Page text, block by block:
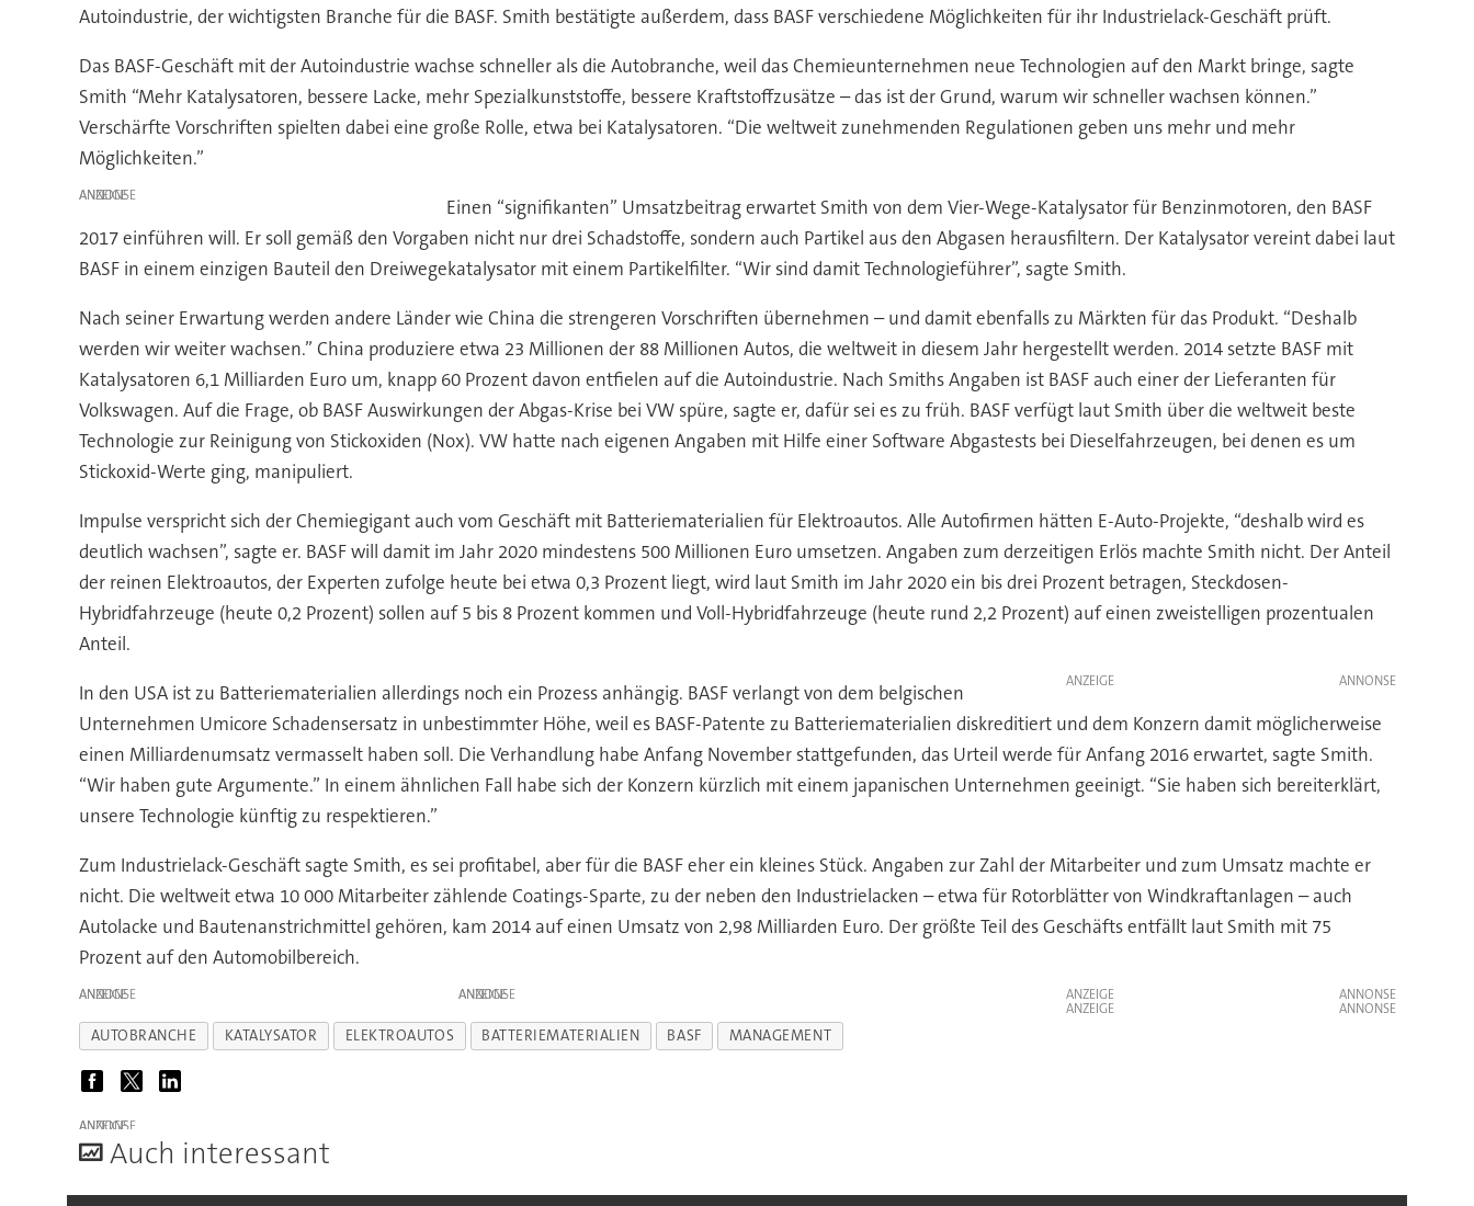
Autoindustrie, der wichtigsten Branche für die BASF. Smith bestätigte außerdem, dass BASF verschiedene Möglichkeiten für ihr Industrielack-Geschäft prüft.
Das BASF-Geschäft mit der Autoindustrie wachse schneller als die Autobranche, weil das Chemieunternehmen neue Technologien auf den Markt bringe, sagte
Smith “Mehr Katalysatoren, bessere Lacke, mehr Spezialkunststoffe, bessere Kraftstoffzusätze – das ist der Grund, warum wir schneller wachsen können.”
Verschärfte Vorschriften spielten dabei eine große Rolle, etwa bei Katalysatoren. “Die weltweit zunehmenden Regulationen geben uns mehr und mehr
Möglichkeiten.”
ANZEIGE
Einen “signifikanten” Umsatzbeitrag erwartet Smith von dem Vier-Wege-Katalysator für Benzinmotoren, den BASF
2017 einführen will. Er soll gemäß den Vorgaben nicht nur drei Schadstoffe, sondern auch Partikel aus den Abgasen herausfiltern. Der Katalysator vereint dabei laut
BASF in einem einzigen Bauteil den Dreiwegekatalysator mit einem Partikelfilter. “Wir sind damit Technologieführer”, sagte Smith.
Nach seiner Erwartung werden andere Länder wie China die strengeren Vorschriften übernehmen – und damit ebenfalls zu Märkten für das Produkt. “Deshalb
werden wir weiter wachsen.” China produziere etwa 23 Millionen der 88 Millionen Autos, die weltweit in diesem Jahr hergestellt werden. 2014 setzte BASF mit
Katalysatoren 6,1 Milliarden Euro um, knapp 60 Prozent davon entfielen auf die Autoindustrie. Nach Smiths Angaben ist BASF auch einer der Lieferanten für
Volkswagen. Auf die Frage, ob BASF Auswirkungen der Abgas-Krise bei VW spüre, sagte er, dafür sei es zu früh. BASF verfügt laut Smith über die weltweit beste
Technologie zur Reinigung von Stickoxiden (Nox). VW hatte nach eigenen Angaben mit Hilfe einer Software Abgastests bei Dieselfahrzeugen, bei denen es um
Stickoxid-Werte ging, manipuliert.
Impulse verspricht sich der Chemiegigant auch vom Geschäft mit Batteriematerialien für Elektroautos. Alle Autofirmen hätten E-Auto-Projekte, “deshalb wird es
deutlich wachsen”, sagte er. BASF will damit im Jahr 2020 mindestens 500 Millionen Euro umsetzen. Angaben zum derzeitigen Erlös machte Smith nicht. Der Anteil
der reinen Elektroautos, der Experten zufolge heute bei etwa 0,3 Prozent liegt, wird laut Smith im Jahr 2020 ein bis drei Prozent betragen, Steckdosen-
Hybridfahrzeuge (heute 0,2 Prozent) sollen auf 5 bis 8 Prozent kommen und Voll-Hybridfahrzeuge (heute rund 2,2 Prozent) auf einen zweistelligen prozentualen
Anteil.
ANZEIGE
In den USA ist zu Batteriematerialien allerdings noch ein Prozess anhängig. BASF verlangt von dem belgischen
Unternehmen Umicore Schadensersatz in unbestimmter Höhe, weil es BASF-Patente zu Batteriematerialien diskreditiert und dem Konzern damit möglicherweise
einen Milliardenumsatz vermasselt haben soll. Die Verhandlung habe Anfang November stattgefunden, das Urteil werde für Anfang 2016 erwartet, sagte Smith.
“Wir haben gute Argumente.” In einem ähnlichen Fall habe sich der Konzern kürzlich mit einem japanischen Unternehmen geeinigt. “Sie haben sich bereiterklärt,
unsere Technologie künftig zu respektieren.”
Zum Industrielack-Geschäft sagte Smith, es sei profitabel, aber für die BASF eher ein kleines Stück. Angaben zur Zahl der Mitarbeiter und zum Umsatz machte er
nicht. Die weltweit etwa 10 000 Mitarbeiter zählende Coatings-Sparte, zu der neben den Industrielacken – etwa für Rotorblätter von Windkraftanlagen – auch
Autolacke und Bautenanstrichmittel gehören, kam 2014 auf einen Umsatz von 2,98 Milliarden Euro. Der größte Teil des Geschäfts entfällt laut Smith mit 75
Prozent auf den Automobilbereich.
ANZEIGE ANZEIGE
ANZEIGE
ANZEIGE
AUTOBRANCHE KATALYSATOR ELEKTROAUTOS BATTERIEMATERIALIEN BASF MANAGEMENT
ANZEIGE
Auch interessant